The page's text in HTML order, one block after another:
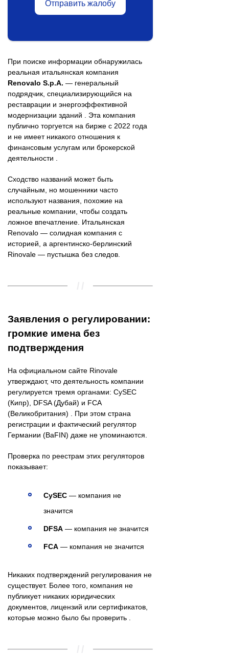
Отправить жалобу
При поиске информации обнаружилась
реальная итальянская компания
Renovalo S.p.A. — генеральный
подрядчик, специализирующийся на
реставрации и энергоэффективной
модернизации зданий . Эта компания
публично торгуется на бирже с 2022 года
и не имеет никакого отношения к
финансовым услугам или брокерской
деятельности .
Сходство названий может быть
случайным, но мошенники часто
используют названия, похожие на
реальные компании, чтобы создать
ложное впечатление. Итальянская
Renovalo — солидная компания с
историей, а аргентинско-берлинский
Rinovale — пустышка без следов.
Заявления о регулировании:
громкие имена без
подтверждения
На официальном сайте Rinovale
утверждают, что деятельность компании
регулируется тремя органами: CySEC
(Кипр), DFSA (Дубай) и FCA
(Великобритания) . При этом страна
регистрации и фактический регулятор
Германии (BaFIN) даже не упоминаются.
Проверка по реестрам этих регуляторов
показывает:
CySEC — компания не
значится
DFSA — компания не значится
FCA — компания не значится
Никаких подтверждений регулирования не
существует. Более того, компания не
публикует никаких юридических
документов, лицензий или сертификатов,
которые можно было бы проверить .